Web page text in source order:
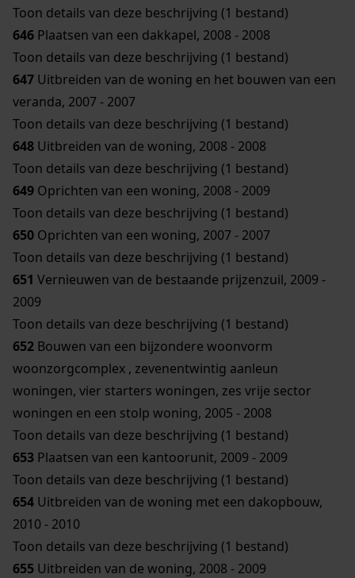
Toon details van deze beschrijving (1 bestand)
646 Plaatsen van een dakkapel, 2008 - 2008
Toon details van deze beschrijving (1 bestand)
647 Uitbreiden van de woning en het bouwen van een
veranda, 2007 - 2007
Toon details van deze beschrijving (1 bestand)
648 Uitbreiden van de woning, 2008 - 2008
Toon details van deze beschrijving (1 bestand)
649 Oprichten van een woning, 2008 - 2009
Toon details van deze beschrijving (1 bestand)
650 Oprichten van een woning, 2007 - 2007
Toon details van deze beschrijving (1 bestand)
651 Vernieuwen van de bestaande prijzenzuil, 2009 -
2009
Toon details van deze beschrijving (1 bestand)
652 Bouwen van een bijzondere woonvorm
woonzorgcomplex , zevenentwintig aanleun
woningen, vier starters woningen, zes vrije sector
woningen en een stolp woning, 2005 - 2008
Toon details van deze beschrijving (1 bestand)
653 Plaatsen van een kantoorunit, 2009 - 2009
Toon details van deze beschrijving (1 bestand)
654 Uitbreiden van de woning met een dakopbouw,
2010 - 2010
Toon details van deze beschrijving (1 bestand)
655 Uitbreiden van de woning, 2008 - 2009